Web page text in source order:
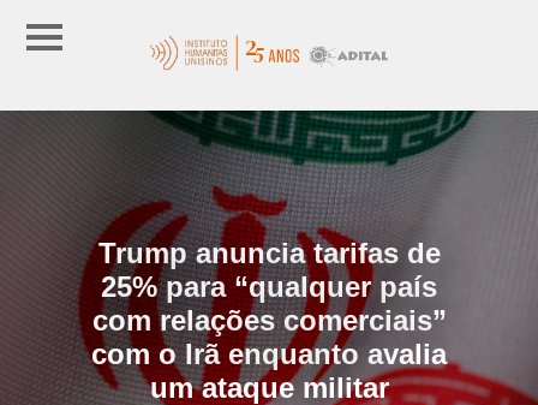
Trump anuncia tarifas de
25% para “qualquer país
com relações comerciais”
com o Irã enquanto avalia
um ataque militar